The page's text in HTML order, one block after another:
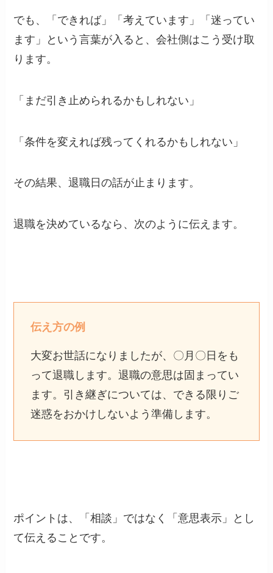
でも、「できれば」「考えています」「迷ってい
ます」という言葉が入ると、会社側はこう受け取
ります。
「まだ引き止められるかもしれない」
「条件を変えれば残ってくれるかもしれない」
その結果、退職日の話が止まります。
退職を決めているなら、次のように伝えます。
伝え方の例
大変お世話になりましたが、〇月〇日をも
って退職します。退職の意思は固まってい
ます。引き継ぎについては、できる限りご
迷惑をおかけしないよう準備します。
ポイントは、「相談」ではなく「意思表示」とし
て伝えることです。